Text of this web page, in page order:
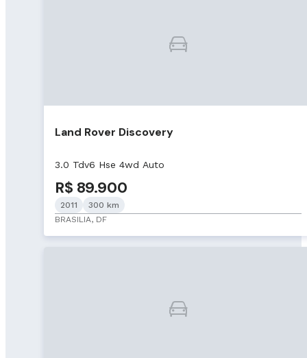
Land Rover Discovery
3.0 Tdv6 Hse 4wd Auto
R$ 89.900
2011
300 km
BRASILIA, DF